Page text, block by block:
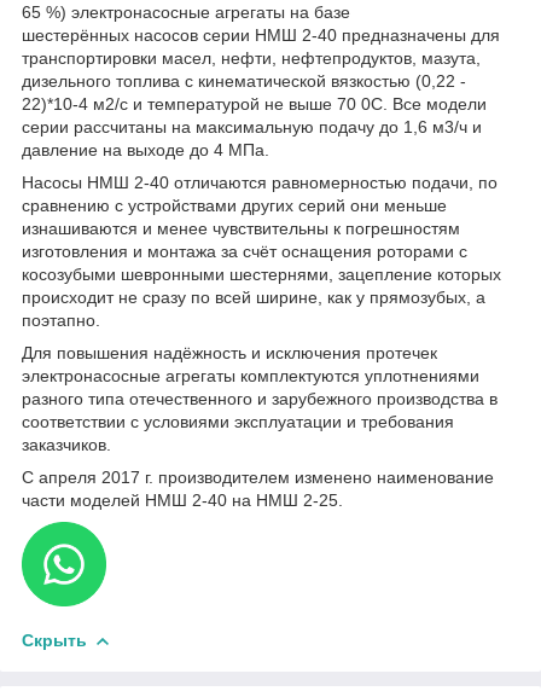
65 %) электронасосные агрегаты на базе
шестерённых насосов серии НМШ 2-40 предназначены для
транспортировки масел, нефти, нефтепродуктов, мазута,
дизельного топлива с кинематической вязкостью (0,22 -
22)*10-4 м2/с и температурой не выше 70 0С. Все модели
серии рассчитаны на максимальную подачу до 1,6 м3/ч и
давление на выходе до 4 МПа.
Насосы НМШ 2-40 отличаются равномерностью подачи, по
сравнению с устройствами других серий они меньше
изнашиваются и менее чувствительны к погрешностям
изготовления и монтажа за счёт оснащения роторами с
косозубыми шевронными шестернями, зацепление которых
происходит не сразу по всей ширине, как у прямозубых, а
поэтапно.
Для повышения надёжность и исключения протечек
электронасосные агрегаты комплектуются уплотнениями
разного типа отечественного и зарубежного производства в
соответствии с условиями эксплуатации и требования
заказчиков.
С апреля 2017 г. производителем изменено наименование
части моделей НМШ 2-40 на НМШ 2-25.
Скрыть